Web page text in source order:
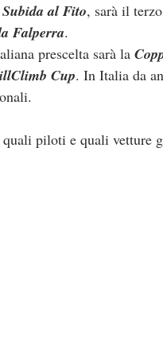
Subida al Fito, sarà il
Falperra.
prescelta sarà la
Cup. In Italia da
quali piloti e quali vetture